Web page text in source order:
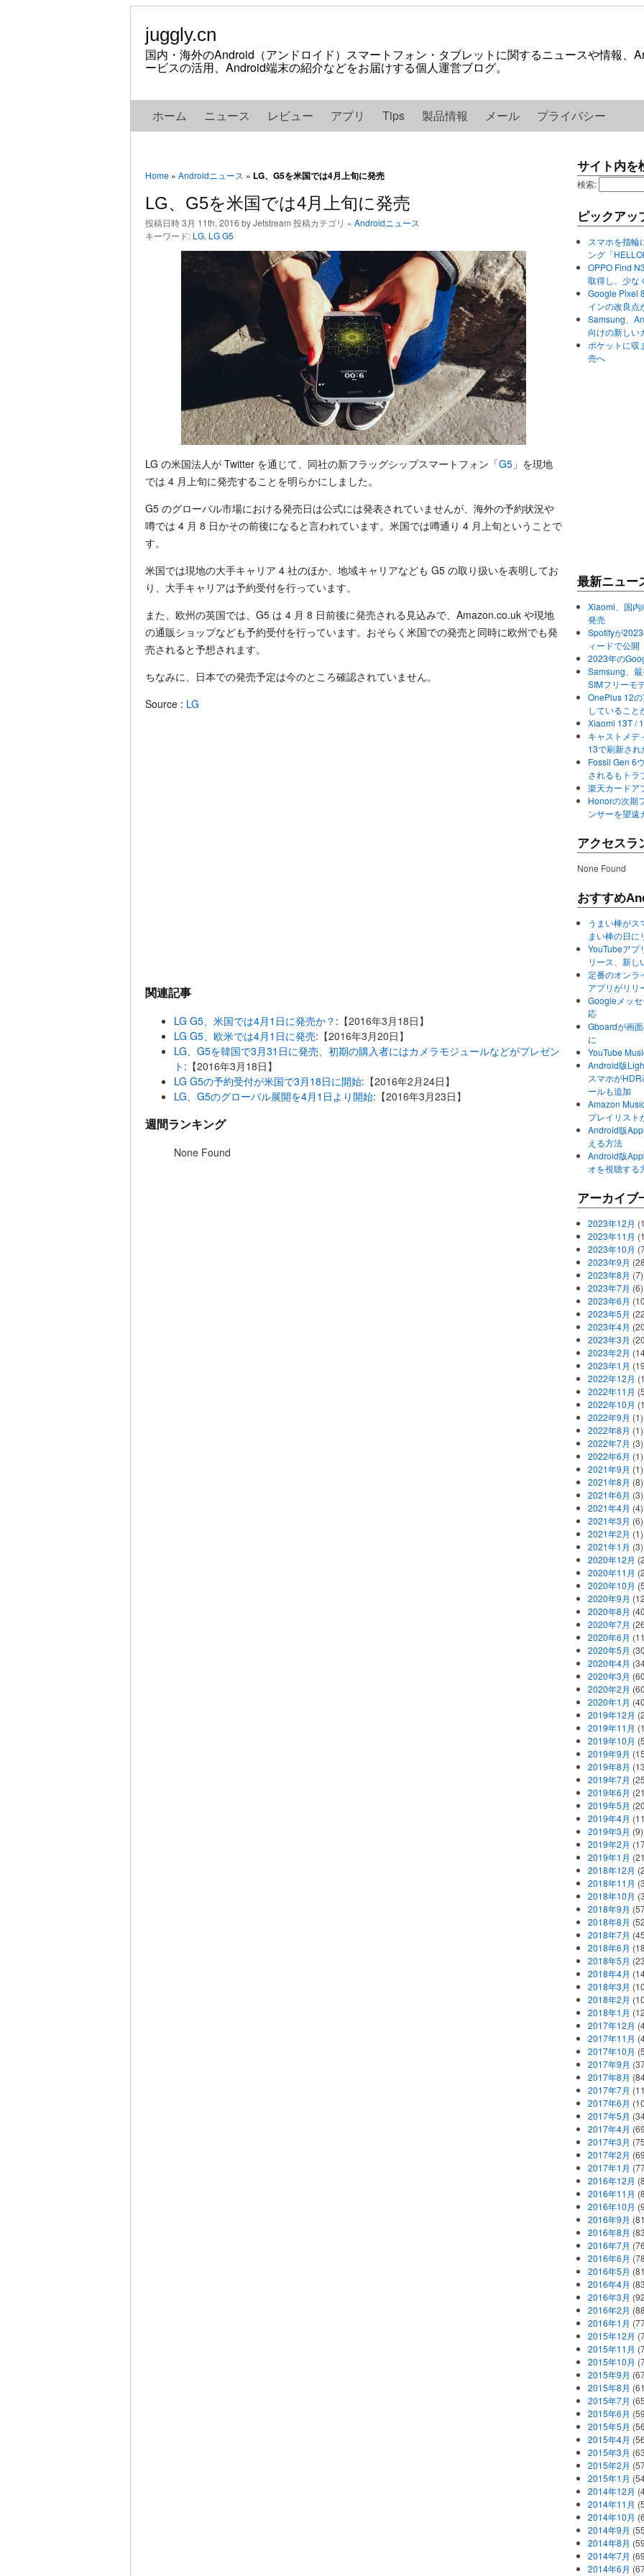
juggly.cn
国内・海外のAndroid（アンドロイド）スマートフォン・タブレットに関するニュースや情報、
ービスの活用、Android端末の紹介などをお届けする個人運営ブログ。
ホーム ニュース レビュー アプリ Tips 製品情報 メール プライバシー
Home » Androidニュース » LG、G5を米国では4月上旬に発売
LG、G5を米国では4月上旬に発売
投稿日時 3月 11th, 2016 by Jetstream 投稿カテゴリ » Androidニュース
キーワード: LG, LG G5
LG の米国法人が Twitter を通じて、同社の新フラッグシップスマートフォン「G5 」を現地
では 4 月上旬に発売することを明らかにしました。
G5 のグローバル市場における発売日は公式には発表されていませんが、海外の予約状況や
噂では 4 月 8 日かその前後になると言われています。米国では噂通り 4 月上旬ということで
す。
米国では現地の大手キャリア 4 社のほか、地域キャリアなども G5 の取り扱いを表明してお
り、大手キャリアは予約受付を行っています。
また、欧州の英国では、G5 は 4 月 8 日前後に発売される見込みで、Amazon.co.uk や現地
の通販ショップなども予約受付を行っています。おそらく米国での発売と同時に欧州でも発
売されると予想されます。
ちなみに、日本での発売予定は今のところ確認されていません。
Source : LG
関連記事
LG G5、米国では4月1日に発売か？ :【2016年3月18日】
LG G5、欧米では4月1日に発売:【2016年3月20日】
LG、G5を韓国で3月31日に発売、初期の購入者にはカメラモジュールなどがプレゼン
ト :【2016年3月18日】
LG G5の予約受付が米国で3月18日に開始:【2016年2月24日】
LG、G5のグローバル展開を4月1日より開始:【2016年3月23日】
週間ランキング
None Found
サイト内を
検索:
ピックアッ
スマホを指輪
ング「
OPPO Find
取得し、少な
Google Pixel
インの改良点
Samsung、
向けの新しい
ポケットに収
売へ
最新ニュー
Xiaomi、国内
発売
Spotifyが
ィードで公開
2023年の
Samsung、
SIMフリーモ
OnePlus 12
していること
Xiaomi 13T /
キャストメデ
13で刷新さ
Fossil Gen 6
されるもトラ
楽天カードア
Honorの次期
ンサーを望遠
アクセスラ
None Found
おすすめ
うまい棒がス
まい棒の日に
YouTubeアプ
リース、新し
定番のオンラ
アプリがリリ
Googleメッ
応
Gboardが画
に
YouTube
Android版
スマホが
ールも追加
Amazon
プレイリスト
Android版
える方法
Android版
オを視聴する
アーカイブ
2023年12月
2023年11月
2023年10月
2023年9月
2023年8月 (7)
2023年7月 (6)
2023年6月
2023年5月
2023年4月
2023年3月
2023年2月
2023年1月
2022年12月
2022年11月
2022年10月
2022年9月 (1)
2022年8月 (1)
2022年7月 (3)
2022年6月 (1)
2021年9月 (1)
2021年8月 (8)
2021年6月 (3)
2021年4月 (4)
2021年3月 (6)
2021年2月 (1)
2021年1月 (3)
2020年12月
2020年11月
2020年10月
2020年9月
2020年8月
2020年7月
2020年6月
2020年5月
2020年4月
2020年3月
2020年2月
2020年1月
2019年12月
2019年11月
2019年10月
2019年9月
2019年8月
2019年7月
2019年6月
2019年5月
2019年4月
2019年3月 (9)
2019年2月
2019年1月
2018年12月
2018年11月
2018年10月
2018年9月
2018年8月
2018年7月
2018年6月
2018年5月
2018年4月
2018年3月
2018年2月
2018年1月
2017年12月
2017年11月
2017年10月
2017年9月
2017年8月
2017年7月
2017年6月
2017年5月
2017年4月
2017年3月
2017年2月
2017年1月
2016年12月
2016年11月
2016年10月
2016年9月
2016年8月
2016年7月
2016年6月
2016年5月
2016年4月
2016年3月
2016年2月
2016年1月
2015年12月
2015年11月
2015年10月
2015年9月
2015年8月
2015年7月
2015年6月
2015年5月
2015年4月
2015年3月
2015年2月
2015年1月
2014年12月
2014年11月
2014年10月
2014年9月
2014年8月
2014年7月
2014年6月